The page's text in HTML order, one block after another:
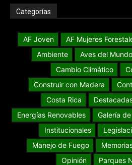
Categorías
AF Joven AF Mujeres
Ambiente
Aves del Mundo
Cambio Climático
Construir con Madera
Costa Rica
Energías Renovables
Galería
Institucionales
Manejo de Fuego
Opinión
Parques